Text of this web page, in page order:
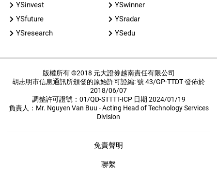
YSinvest
YSwinner
YSfuture
YSradar
YSresearch
YSedu
版權所有 ©2018 元大證券越南責任有限公司
胡志明市信息通訊所頒發的原始許可證編: 號 43/GP-TTDT 發佈於
2018/06/07
調整許可證號：01/QD-STTTT-ICP 日期 2024/01/19
負責人：Mr. Nguyen Van Buu - Acting Head of Technology Services
Division
免責聲明
聯繫